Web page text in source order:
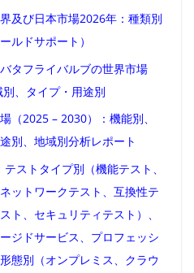
及び日本市場2026年：種類別
ルドサポート）
タフライバルブの世界市場
、タイプ・用途別
（2025 – 2030）：機能別、
別、地域別分析レポート
ストタイプ別（機能テスト、
ットワークテスト、互換性テ
ト、セキュリティテスト）、
ジドサービス、プロフェッシ
態別（オンプレミス、クラウ